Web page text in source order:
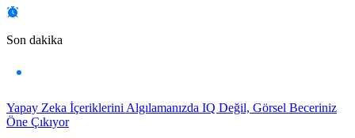
Son dakika
Yapay Zeka İçeriklerini Algılamanızda IQ Değil, Görsel Beceriniz
Öne Çıkıyor